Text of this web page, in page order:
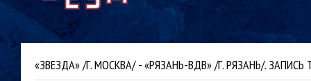
«ЗВЕЗДА» /Г. МОСКВА/ - «РЯЗАНЬ-ВДВ» /Г. РЯЗАНЬ/. ЗАПИСЬ